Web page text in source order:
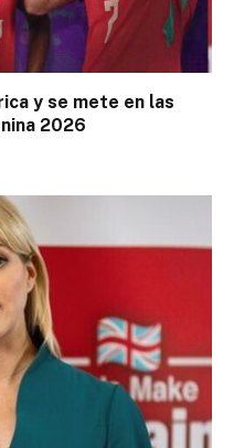
y se mete en las
2026